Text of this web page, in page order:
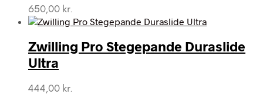
650,00 kr.
Zwilling Pro Stegepande Duraslide
Ultra
444,00 kr.